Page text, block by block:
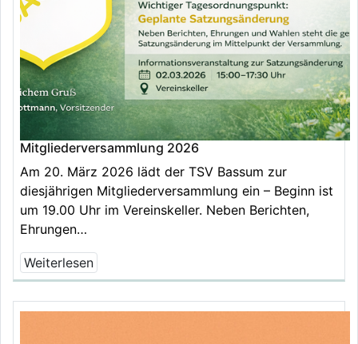
Mitgliederversammlung 2026
Am 20. März 2026 lädt der TSV Bassum zur
diesjährigen Mitgliederversammlung ein – Beginn ist
um 19.00 Uhr im Vereinskeller. Neben Berichten,
Ehrungen…
Weiterlesen